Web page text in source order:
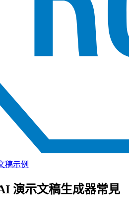
稿示例
演示文稿生成器常見